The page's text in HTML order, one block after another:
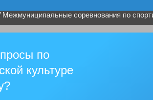
Межмуниципальные соревнования по
по
культуре